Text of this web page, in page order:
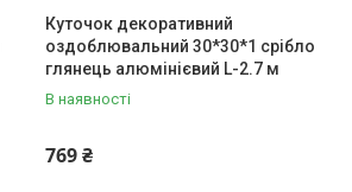
Куточок декоративний
оздоблювальний 30*30*1 срібло
глянець алюмінієвий L-2.7 м
В наявності
769 ₴